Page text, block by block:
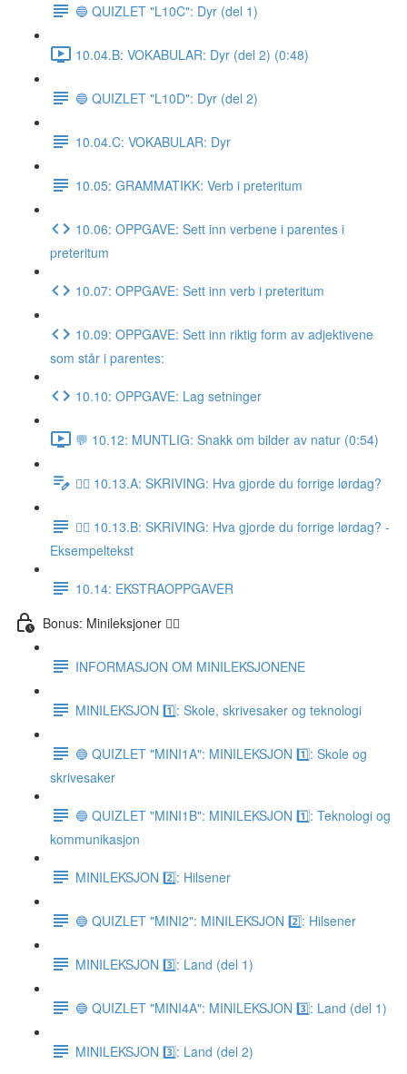
🔵 QUIZLET "L10C": Dyr (del 1)
10.04.B: VOKABULAR: Dyr (del 2) (0:48)
🔵 QUIZLET "L10D": Dyr (del 2)
10.04.C: VOKABULAR: Dyr
10.05: GRAMMATIKK: Verb i preteritum
10.06: OPPGAVE: Sett inn verbene i parentes i
preteritum
10.07: OPPGAVE: Sett inn verb i preteritum
10.09: OPPGAVE: Sett inn riktig form av adjektivene
som står i parentes:
10.10: OPPGAVE: Lag setninger
💬 10.12: MUNTLIG: Snakk om bilder av natur (0:54)
✍🏼 10.13.A: SKRIVING: Hva gjorde du forrige lørdag?
✍🏼 10.13.B: SKRIVING: Hva gjorde du forrige lørdag? -
Eksempeltekst
10.14: EKSTRAOPPGAVER
Bonus: Minileksjoner 👌🏻
INFORMASJON OM MINILEKSJONENE
MINILEKSJON 1️⃣: Skole, skrivesaker og teknologi
🔵 QUIZLET "MINI1A": MINILEKSJON 1️⃣: Skole og
skrivesaker
🔵 QUIZLET "MINI1B": MINILEKSJON 1️⃣: Teknologi og
kommunikasjon
MINILEKSJON 2️⃣: Hilsener
🔵 QUIZLET "MINI2": MINILEKSJON 2️⃣: Hilsener
MINILEKSJON 3️⃣: Land (del 1)
🔵 QUIZLET "MINI4A": MINILEKSJON 3️⃣: Land (del 1)
MINILEKSJON 3️⃣: Land (del 2)